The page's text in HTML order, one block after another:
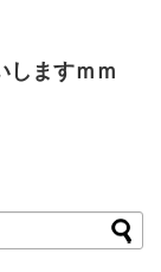
しますｍｍ